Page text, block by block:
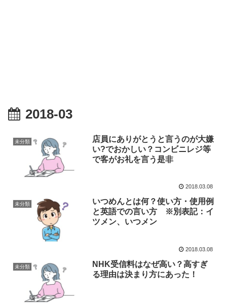
2018-03
未分類
店員にありがとうと言うのが大嫌
い?でおかしい？コンビニレジ等
で客がお礼を言う是非
2018.03.08
未分類
いつめんとは何？使い方・使用例
と英語での言い方 ※別表記：イ
ツメン、いつメン
2018.03.08
未分類
NHK受信料はなぜ高い？高すぎ
る理由は決まり方にあった！